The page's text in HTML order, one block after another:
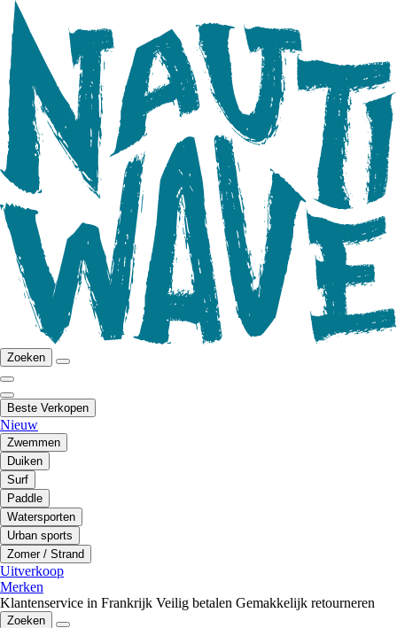
Zoeken
Beste Verkopen
Nieuw
Zwemmen
Duiken
Surf
Paddle
Watersporten
Urban sports
Zomer / Strand
Uitverkoop
Merken
Klantenservice in Frankrijk Veilig betalen Gemakkelijk retourneren
Zoeken